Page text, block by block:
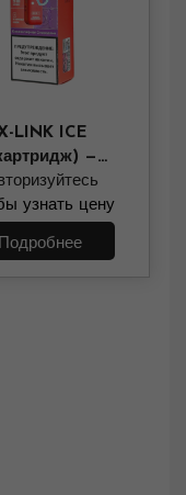
LINK ICE
—
Черная
узнать цену
Подробнее